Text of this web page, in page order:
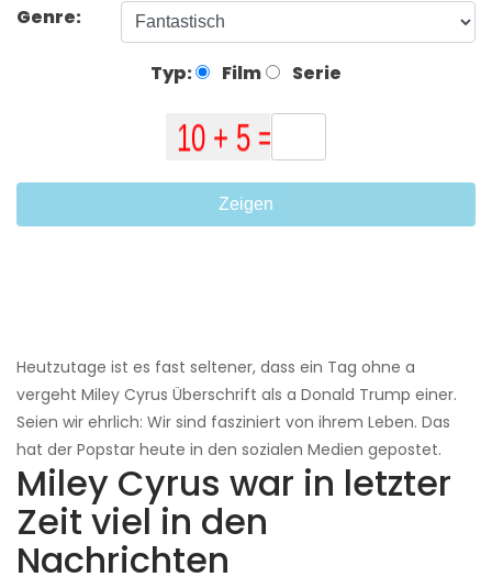
Genre:
Typ: Film Serie
Zeigen
Heutzutage ist es fast seltener, dass ein Tag ohne a
vergeht Miley Cyrus Überschrift als a Donald Trump einer.
Seien wir ehrlich: Wir sind fasziniert von ihrem Leben. Das
hat der Popstar heute in den sozialen Medien gepostet.
Miley Cyrus war in letzter
Zeit viel in den
Nachrichten